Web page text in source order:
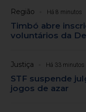
Região Há 8 minutos
Timbó abre
voluntários da
Justiça Há 33 minutos
STF suspende
jogos de azar